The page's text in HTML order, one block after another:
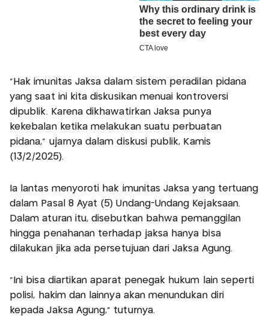
"Hak imunitas Jaksa dalam sistem peradilan pidana
yang saat ini kita diskusikan menuai kontroversi
dipublik. Karena dikhawatirkan Jaksa punya
kekebalan ketika melakukan suatu perbuatan
pidana," ujarnya dalam diskusi publik, Kamis
(13/2/2025).
Ia lantas menyoroti hak imunitas Jaksa yang tertuang
dalam Pasal 8 Ayat (5) Undang-Undang Kejaksaan.
Dalam aturan itu, disebutkan bahwa pemanggilan
hingga penahanan terhadap jaksa hanya bisa
dilakukan jika ada persetujuan dari Jaksa Agung.
"Ini bisa diartikan aparat penegak hukum lain seperti
polisi, hakim dan lainnya akan menundukan diri
kepada Jaksa Agung," tuturnya.